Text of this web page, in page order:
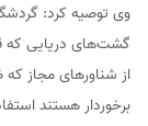
وی توصیه کرد:
گشت‌های دریایی که
از شناورهای مجاز
برخوردار هستند